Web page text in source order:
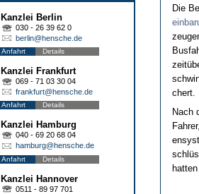
Kanzlei Berlin
030 - 26 39 62 0
berlin@hensche.de
Anfahrt Details
Kanzlei Frankfurt
069 - 71 03 30 04
frankfurt@hensche.de
Anfahrt Details
Kanzlei Hamburg
040 - 69 20 68 04
hamburg@hensche.de
Anfahrt Details
Kanzlei Hannover
0511 - 89 97 701
Die
chert.
Nach